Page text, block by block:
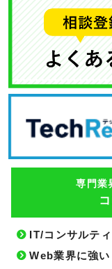
専門業
IT/コンサルテ
Web業界に強い